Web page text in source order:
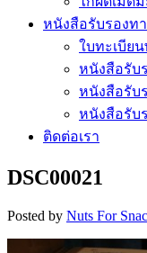
หนังสือรับรองท
ใบทะเบีย
หนังสือรับ
หนังสือรับ
หนังสือรับ
ติดต่อเรา
DSC00021
Posted by Nuts For